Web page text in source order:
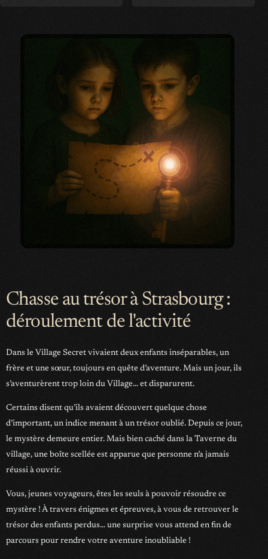
Chasse au trésor à Strasbourg :
déroulement de l'activité
Dans le Village Secret vivaient deux enfants inséparables, un
frère et une sœur, toujours en quête d’aventure. Mais un jour, ils
s’aventurèrent trop loin du Village… et disparurent.
Certains disent qu’ils avaient découvert quelque chose
d’important, un indice menant à un trésor oublié. Depuis ce jour,
le mystère demeure entier. Mais bien caché dans la Taverne du
village, une boîte scellée est apparue que personne n’a jamais
réussi à ouvrir.
Vous, jeunes voyageurs, êtes les seuls à pouvoir résoudre ce
mystère ! À travers énigmes et épreuves, à vous de retrouver le
trésor des enfants perdus… une surprise vous attend en fin de
parcours pour rendre votre aventure inoubliable !